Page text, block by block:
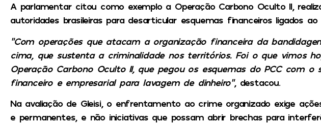
A parlamentar citou como exemplo a Operação Carbono Oculto II,
autoridades brasileiras para desarticular esquemas financeiros ligados ao
“Com operações que atacam a organização financeira da
cima, que sustenta a criminalidade nos territórios. Foi o que vimos
Operação Carbono Oculto II, que pegou os esquemas do PCC com o
financeiro e empresarial para lavagem de dinheiro”, destacou.
Na avaliação de Gleisi, o enfrentamento ao crime organizado exige
e permanentes, e não iniciativas que possam abrir brechas para